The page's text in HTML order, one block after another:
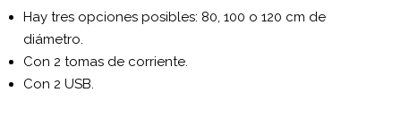
Hay tres opciones posibles: 80, 100 o 120 cm de
diámetro.
Con 2 tomas de corriente.
Con 2 USB.